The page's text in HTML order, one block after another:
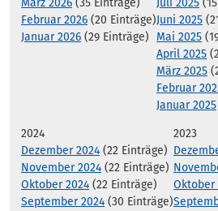
März 2026 (35 Einträge)
Februar 2026 (20 Einträge)
Januar 2026 (29 Einträge)
Juli 2025
Juni 2025
Mai 2025
April 2025
März 2025
Februar
Januar 2025
2024
Dezember 2024 (22 Einträge)
November 2024 (22 Einträge)
Oktober 2024 (22 Einträge)
September 2024 (30 Einträge)
2023
Oktober